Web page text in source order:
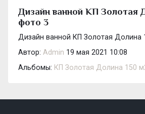
Дизайн ванной КП Золотая
фото 3
Дизайн ванной КП Золотая Долина
Автор: Admin 19 мая 2021 10:08
Альбомы: КП Золотая Долина 150